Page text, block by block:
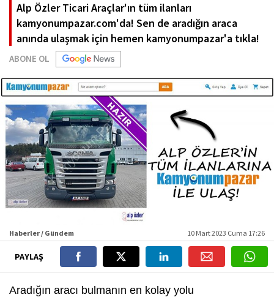
Alp Özler Ticari Araçlar'ın tüm ilanları
kamyonumpazar.com'da! Sen de aradığın araca
anında ulaşmak için hemen kamyonumpazar'a tıkla!
ABONE OL
Haberler / Gündem 10 Mart 2023 Cuma 17:26
PAYLAŞ
Aradığın aracı bulmanın en kolay yolu